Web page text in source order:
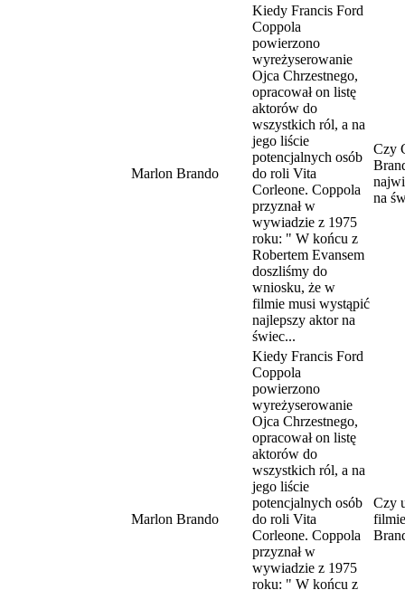
Marlon Brando
Kiedy Francis Ford
Coppola
powierzono
wyreżyserowanie
Ojca Chrzestnego,
opracował on listę
aktorów do
wszystkich ról, a na
jego liście
potencjalnych osób
do roli Vita
Corleone. Coppola
przyznał w
wywiadzie z 1975
roku: " W końcu z
Robertem Evansem
doszliśmy do
wniosku, że w
filmie musi wystąpić
najlepszy aktor na
świec...
Czy
na
Marlon Brando
Kiedy Francis Ford
Coppola
powierzono
wyreżyserowanie
Ojca Chrzestnego,
opracował on listę
aktorów do
wszystkich ról, a na
jego liście
potencjalnych osób
do roli Vita
Corleone. Coppola
przyznał w
wywiadzie z 1975
roku: " W końcu z
Czy